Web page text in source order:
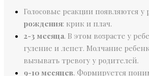
Голосовые реакции появляются у
рождения: крик и плач.
2-3 месяца. В этом возрасте у
гуление и лепет. Молчание
вызывать тревогу у родителей.
9-10 месяцев. Формируется